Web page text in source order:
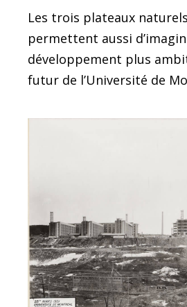
Les trois plateaux
permettent aussi
développement plus
futur de l’Université de